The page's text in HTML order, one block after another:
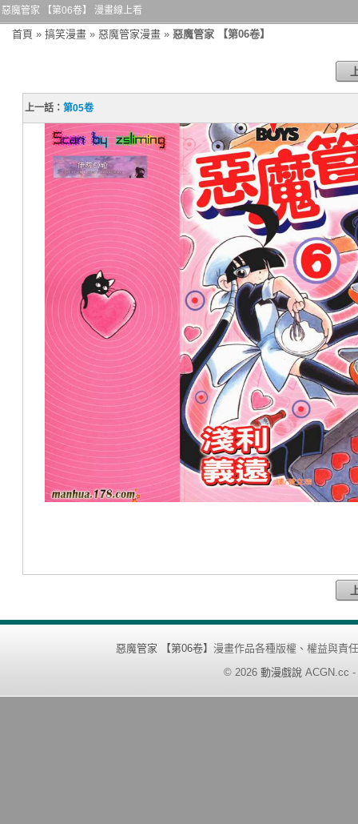
惡魔管家 【第06卷】 漫畫線上看
首頁 » 搞笑漫畫 » 惡魔管家漫畫 » 惡魔管家 【第06卷】
上一話：第05卷
惡魔管家 【第06卷】 漫畫作品各種版權、權益與責
© 2026 動漫戲說 ACGN.cc